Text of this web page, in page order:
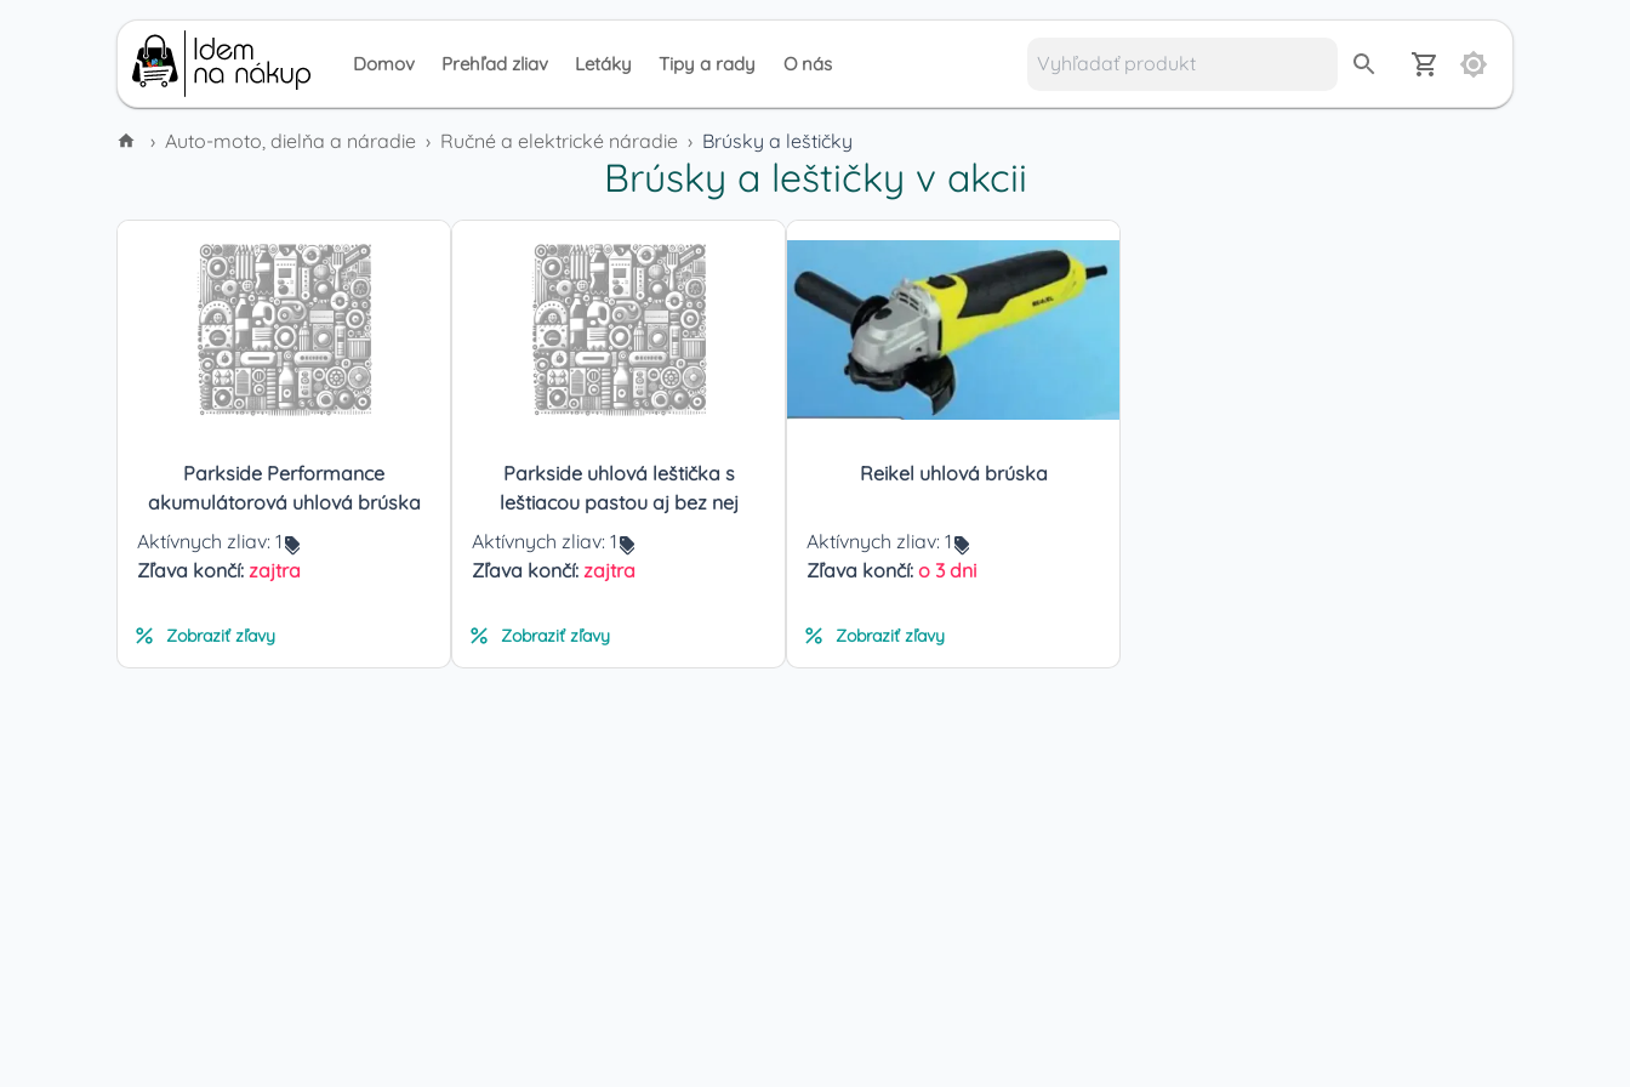
Domov Prehľad zliav Letáky Tipy a rady O nás
› Auto-moto, dielňa a náradie › Ručné a elektrické náradie › Brúsky a leštičky
Brúsky a leštičky v akcii
Parkside Performance
akumulátorová uhlová brúska
Aktívnych zliav: 1
Zľava končí: zajtra
Zobraziť zľavy
Parkside uhlová leštička s
leštiacou pastou aj bez nej
Aktívnych zliav: 1
Zľava končí: zajtra
Zobraziť zľavy
Reikel uhlová brúska
Aktívnych zliav: 1
Zľava končí: o 3 dni
Zobraziť zľavy